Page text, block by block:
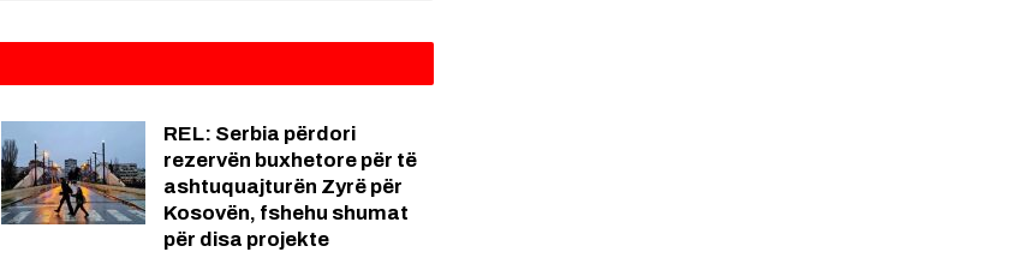
REL: Serbia përdori
rezervën buxhetore për të
ashtuquajturën Zyrë për
Kosovën, fshehu shumat
për disa projekte